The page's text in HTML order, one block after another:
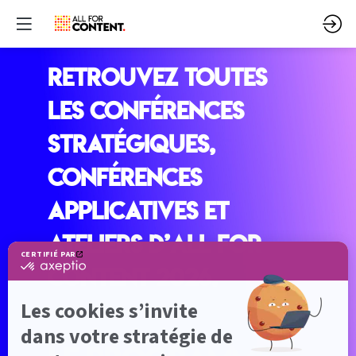
Retrouvez toutes
les conférences
stratégiques,
conférences
applicatives et
ateliers d’All for
Content 2026.